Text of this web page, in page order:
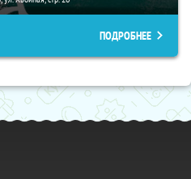
ПОДРОБНЕЕ